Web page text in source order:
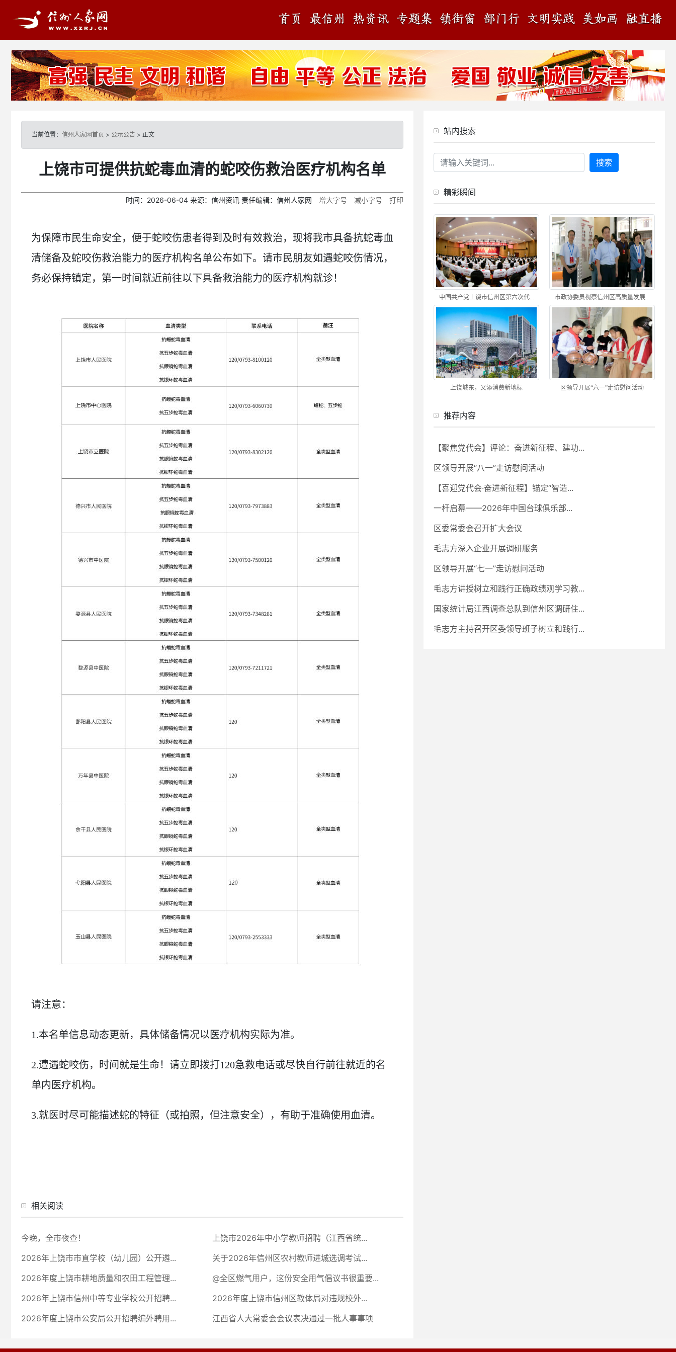
当前位置： 信州人家网首页 > 公示公告 > 正文
上饶市可提供抗蛇毒血清的蛇咬伤救治医疗机构名单
时间： 2026-06-04 来源： 信州资讯 责任编辑： 信州人家网 增大字号 减小字号 打印
为保障市民生命安全，便于蛇咬伤患者得到及时有效救治，现将我市具备抗蛇毒血
清储备及蛇咬伤救治能力的医疗机构名单公布如下。请市民朋友如遇蛇咬伤情况，
务必保持镇定，第一时间就近前往以下具备救治能力的医疗机构就诊！
请注意：
1.本名单信息动态更新，具体储备情况以医疗机构实际为准。
2.遭遇蛇咬伤，时间就是生命！请立即拨打120急救电话或尽快自行前往就近的名
单内医疗机构。
3.就医时尽可能描述蛇的特征（或拍照，但注意安全），有助于准确使用血清。
相关阅读
今晚，全市夜查！
上饶市2026年中小学教师招聘（江西省统...
2026年上饶市市直学校（幼儿园）公开遴...
关于2026年信州区农村教师进城选调考试...
2026年度上饶市耕地质量和农田工程管理...
@全区燃气用户，这份安全用气倡议书很重要...
2026年上饶市信州中等专业学校公开招聘...
2026年度上饶市信州区教体局对违规校外...
2026年度上饶市公安局公开招聘编外聘用...
江西省人大常委会会议表决通过一批人事事项
站内搜索
搜索
精彩瞬间
中国共产党上饶市信州区第六次代... 市政协委员视察信州区高质量发展...
上饶城东，又添消费新地标 区领导开展“六一”走访慰问活动
推荐内容
【聚焦党代会】评论：奋进新征程、建功...
区领导开展“八一”走访慰问活动
【喜迎党代会·奋进新征程】锚定“智造...
一杆启幕——2026年中国台球俱乐部...
区委常委会召开扩大会议
毛志方深入企业开展调研服务
区领导开展“七一”走访慰问活动
毛志方讲授树立和践行正确政绩观学习教...
国家统计局江西调查总队到信州区调研住...
毛志方主持召开区委领导班子树立和践行...